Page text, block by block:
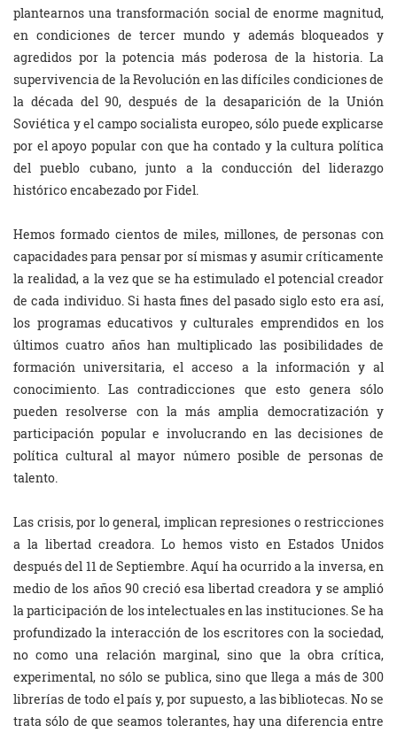
plantearnos una transformación social de enorme magnitud,
en condiciones de tercer mundo y además bloqueados y
agredidos por la potencia más poderosa de la historia. La
supervivencia de la Revolución en las difíciles condiciones de
la década del 90, después de la desaparición de la Unión
Soviética y el campo socialista europeo, sólo puede explicarse
por el apoyo popular con que ha contado y la cultura política
del pueblo cubano, junto a la conducción del liderazgo
histórico encabezado por Fidel.
Hemos formado cientos de miles, millones, de personas con
capacidades para pensar por sí mismas y asumir críticamente
la realidad, a la vez que se ha estimulado el potencial creador
de cada individuo. Si hasta fines del pasado siglo esto era así,
los programas educativos y culturales emprendidos en los
últimos cuatro años han multiplicado las posibilidades de
formación universitaria, el acceso a la información y al
conocimiento. Las contradicciones que esto genera sólo
pueden resolverse con la más amplia democratización y
participación popular e involucrando en las decisiones de
política cultural al mayor número posible de personas de
talento.
Las crisis, por lo general, implican represiones o restricciones
a la libertad creadora. Lo hemos visto en Estados Unidos
después del 11 de Septiembre. Aquí ha ocurrido a la inversa, en
medio de los años 90 creció esa libertad creadora y se amplió
la participación de los intelectuales en las instituciones. Se ha
profundizado la interacción de los escritores con la sociedad,
no como una relación marginal, sino que la obra crítica,
experimental, no sólo se publica, sino que llega a más de 300
librerías de todo el país y, por supuesto, a las bibliotecas. No se
trata sólo de que seamos tolerantes, hay una diferencia entre